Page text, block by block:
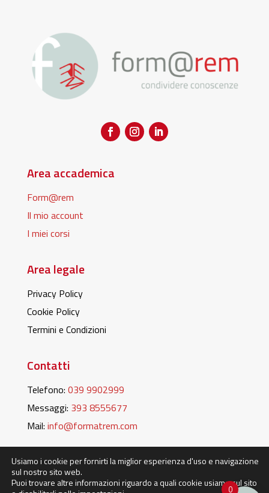
Area accademica
Form@rem
Il mio account
I miei corsi
Area legale
Privacy Policy
Cookie Policy
Termini e Condizioni
Contatti
Telefono: 039 9902999
Messaggi: 393 8555677
Mail: info@formatrem.com
Studiorem srl © 2024 – Tutti i diritti sono riservati | Via Cerri,
Usiamo i cookie per fornirti la miglior esperienza d'uso e navigazione
sul nostro sito web.
Puoi trovare altre informazioni riguardo a quali cookie usiamo sul sito
0